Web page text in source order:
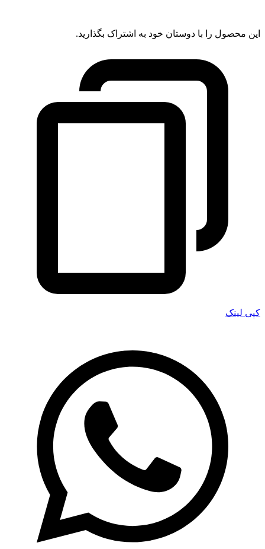
این محصول را با دوستان خود به اشتراک بگذارید.
کپی لینک